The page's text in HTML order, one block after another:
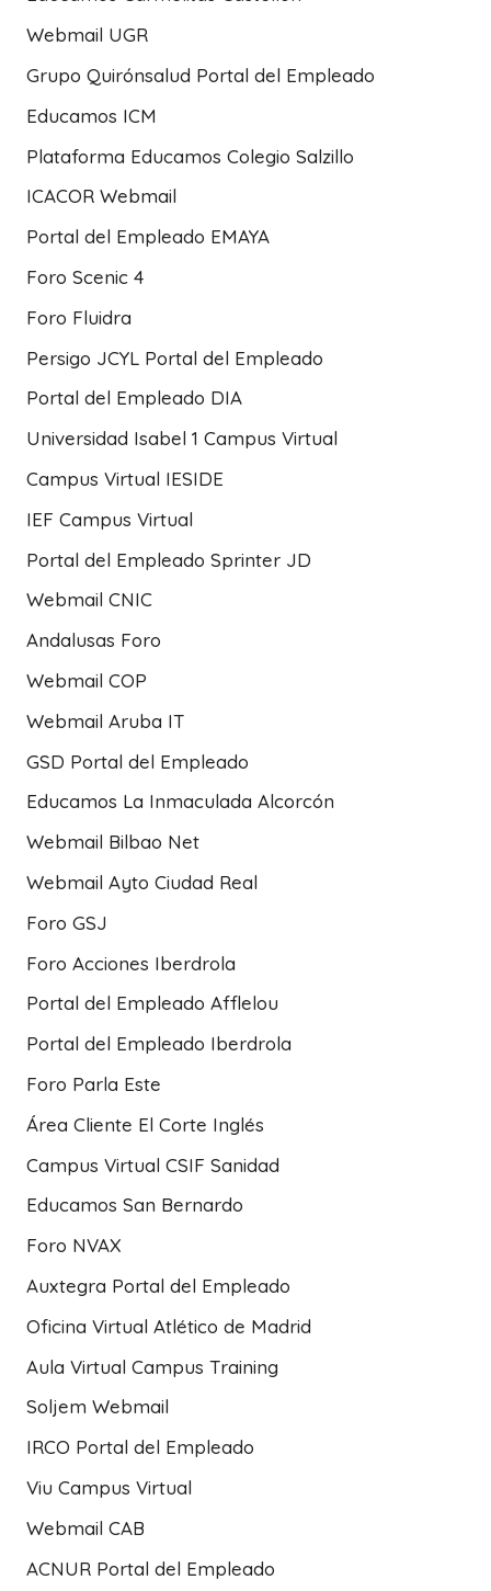
Webmail UGR
Grupo Quirónsalud Portal del Empleado
Educamos ICM
Plataforma Educamos Colegio Salzillo
ICACOR Webmail
Portal del Empleado EMAYA
Foro Scenic 4
Foro Fluidra
Persigo JCYL Portal del Empleado
Portal del Empleado DIA
Universidad Isabel 1 Campus Virtual
Campus Virtual IESIDE
IEF Campus Virtual
Portal del Empleado Sprinter JD
Webmail CNIC
Andalusas Foro
Webmail COP
Webmail Aruba IT
GSD Portal del Empleado
Educamos La Inmaculada Alcorcón
Webmail Bilbao Net
Webmail Ayto Ciudad Real
Foro GSJ
Foro Acciones Iberdrola
Portal del Empleado Afflelou
Portal del Empleado Iberdrola
Foro Parla Este
Área Cliente El Corte Inglés
Campus Virtual CSIF Sanidad
Educamos San Bernardo
Foro NVAX
Auxtegra Portal del Empleado
Oficina Virtual Atlético de Madrid
Aula Virtual Campus Training
Soljem Webmail
IRCO Portal del Empleado
Viu Campus Virtual
Webmail CAB
ACNUR Portal del Empleado